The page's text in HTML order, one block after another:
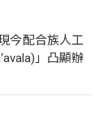
今配合族人工
」凸顯辦